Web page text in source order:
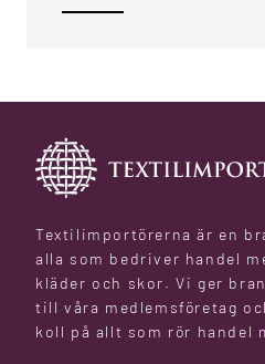
Textilimportörerna är en
alla som bedriver handel
kläder och skor. Vi ger
till våra medlemsföretag
koll på allt som rör handel